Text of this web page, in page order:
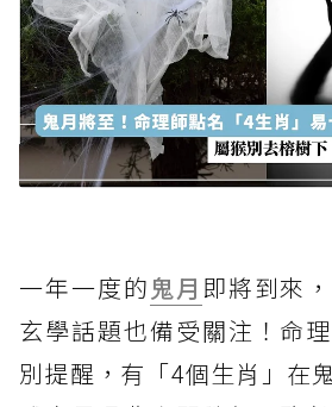
一年一度的鬼月 即將到來
玄學話題也備受關注！命
別提醒，有「4個生肖」在